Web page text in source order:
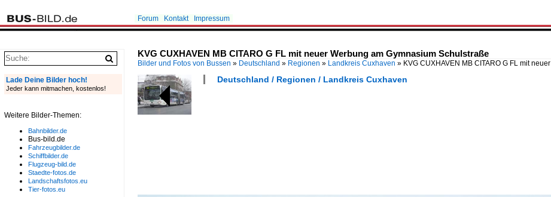
Forum Kontakt Impressum
KVG CUXHAVEN MB CITARO G FL mit neuer Werbung am Gymnasium Schulstraße
Bilder und Fotos von Bussen » Deutschland » Regionen » Landkreis Cuxhaven » KVG CUXHAVEN MB CITARO G FL mit neuer
Deutschland / Regionen / Landkreis Cuxhaven
Lade Deine Bilder hoch!
Jeder kann mitmachen, kostenlos!
Weitere Bilder-Themen:
Bahnbilder.de
Bus-bild.de
Fahrzeugbilder.de
Schiffbilder.de
Flugzeug-bild.de
Staedte-fotos.de
Landschaftsfotos.eu
Tier-fotos.eu